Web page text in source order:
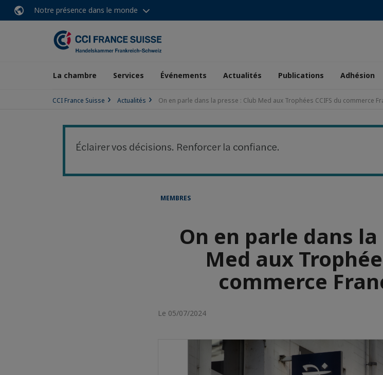
Notre présence dans le monde
La chambre Services Événements Actualités Publications Adhésion
CCI France Suisse Actualités On en parle dans la presse : Club Med aux Trophées CCIFS du commerce
MEMBRES
On en parle dans la
Med aux
commerce
Le 05/07/2024